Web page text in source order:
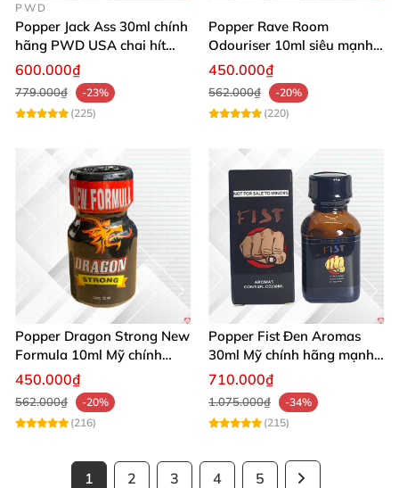
PWD
Popper Jack Ass 30ml chính
hãng PWD USA chai hít
cao cấp an toàn
600.000₫
779.000₫
-23%
(225)
Popper Rave Room
Odouriser 10ml siêu mạnh
kích thích cảm giác tăng
khoái cảm
450.000₫
562.000₫
-20%
(220)
Popper Dragon Strong New
Formula 10ml Mỹ chính
hãng kích thích khoái cảm
450.000₫
562.000₫
-20%
(216)
Popper Fist Đen Aromas
30ml Mỹ chính hãng mạnh
mẽ kích thích
710.000₫
1.075.000₫
-34%
(215)
1 2 3 4 5